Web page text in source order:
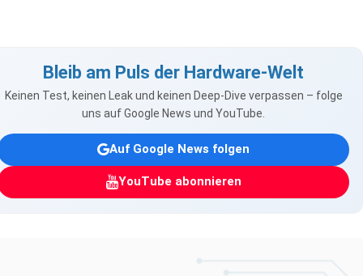
Bleib am Puls der Hardware-Welt
Keinen Test, keinen Leak und keinen Deep-Dive verpassen – folge
uns auf Google News und YouTube.
Auf Google News folgen
YouTube abonnieren